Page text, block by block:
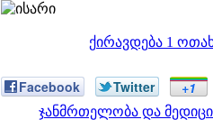
ქირავდება 1
Facebook Twitter +1
ჯანმრთელობა და